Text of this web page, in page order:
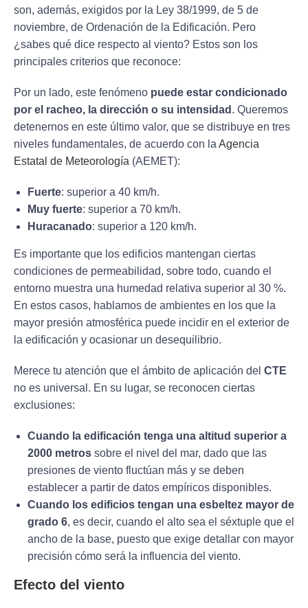
son, además, exigidos por la Ley 38/1999, de 5 de
noviembre, de Ordenación de la Edificación. Pero
¿sabes qué dice respecto al viento? Estos son los
principales criterios que reconoce:
Por un lado, este fenómeno puede estar condicionado
por el racheo, la dirección o su intensidad . Queremos
detenernos en este último valor, que se distribuye en tres
niveles fundamentales, de acuerdo con laAgencia
Estatal de Meteorología (AEMET):
Fuerte: superior a 40 km/h.
Muy fuerte: superior a 70 km/h.
Huracanado: superior a 120 km/h.
Es importante que los edificios mantengan ciertas
condiciones de permeabilidad, sobre todo, cuando el
entorno muestra una humedad relativa superior al 30 %.
En estos casos, hablamos de ambientes en los que la
mayor presión atmosférica puede incidir en el exterior de
la edificación y ocasionar un desequilibrio.
Merece tu atención que el ámbito de aplicación del CTE
no es universal. En su lugar, se reconocen ciertas
exclusiones:
Cuando la edificación tenga una altitud superior a
2000 metros sobre el nivel del mar, dado que las
presiones de viento fluctúan más y se deben
establecer a partir de datos empíricos disponibles.
Cuando los edificios tengan una esbeltez mayor de
grado 6, es decir, cuando el alto sea el séxtuple que el
ancho de la base, puesto que exige detallar con mayor
precisión cómo será la influencia del viento.
Efecto del viento